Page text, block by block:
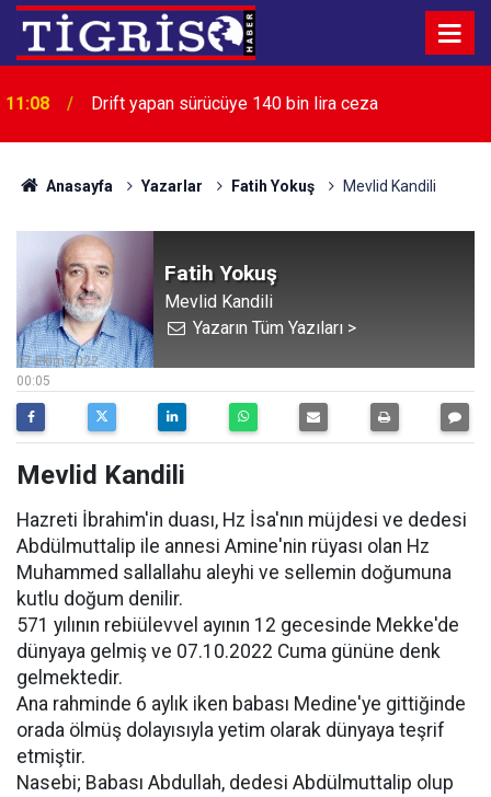
11:08 Drift yapan sürücüye 140 bin lira ceza
Anasayfa Yazarlar Fatih Yokuş Mevlid Kandili
Fatih Yokuş
Mevlid Kandili
Yazarın Tüm Yazıları >
00:05
07 Ekim 2022
Mevlid Kandili
Hazreti İbrahim'in duası, Hz İsa'nın müjdesi ve dedesi
Abdülmuttalip ile annesi Amine'nin rüyası olan Hz
Muhammed sallallahu aleyhi ve sellemin doğumuna
kutlu doğum denilir.
571 yılının rebiülevvel ayının 12 gecesinde Mekke'de
dünyaya gelmiş ve 07.10.2022 Cuma gününe denk
gelmektedir.
Ana rahminde 6 aylık iken babası Medine'ye gittiğinde
orada ölmüş dolayısıyla yetim olarak dünyaya teşrif
etmiştir.
Nasebi; Babası Abdullah, dedesi Abdülmuttalip olup